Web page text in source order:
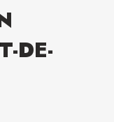
DE-